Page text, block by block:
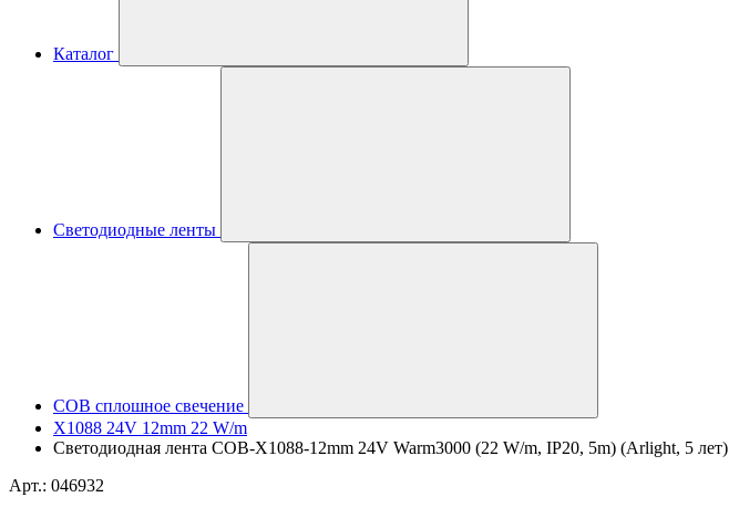
Каталог
Светодиодные ленты
COB сплошное свечение
X1088 24V 12mm 22 W/m
Светодиодная лента COB-X1088-12mm 24V Warm3000 (22 W/m, IP20, 5m) (Arlight, 5 лет)
Арт.: 046932